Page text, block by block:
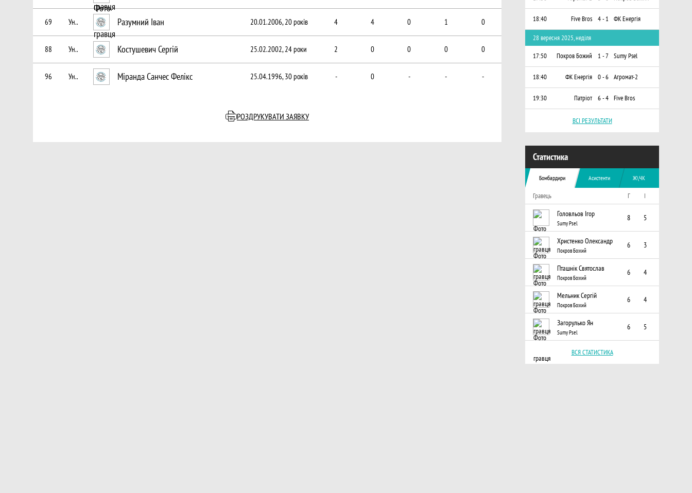
69 Ун.. Разумний Іван 20.01.2006, 20 років 4 4 0 1 0
88 Ун.. Костушевич Сергій 25.02.2002, 24 роки 2 0 0 0 0
96 Ун.. Міранда Санчес Фелікс 25.04.1996, 30 років - 0 - - -
РОЗДРУКУВАТИ ЗАЯВКУ
18:40 Five Bros 4 - 1 ФК Енергія
28 вересня 2025, неділя
17:50 Покров Божий 1 - 7 Sumy Psel
18:40 ФК Енергія 0 - 6 Агромат-2
19:30 Патріот 6 - 4 Five Bros
ВСІ РЕЗУЛЬТАТИ
Статистика
Бомбардири Асистенти Ж\ЧК
Гравець Г I
Головльов Ігор 8 5
Sumy Psel
Христенко Олександр 6 3
Покров Божий
Пташнік Святослав 6 4
Покров Божий
Мельник Сергій 6 4
Покров Божий
Загорулько Ян 6 5
Sumy Psel
ВСЯ СТАТИСТИКА